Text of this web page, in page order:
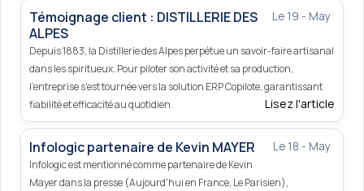
Le 19 - May
Témoignage client : DISTILLERIE DES
ALPES
Depuis 1883, la Distillerie des Alpes perpétue un savoir-faire artisanal
dans les spiritueux. Pour piloter son activité et sa production,
l'entreprise s'est tournée vers la solution ERP Copilote, garantissant
fiabilité et efficacité au quotidien.
Lisez l'article
Le 18 - May
Infologic partenaire de Kevin MAYER
Infologic est mentionné comme partenaire de Kevin
Mayer dans la presse (Aujourd'hui en France, Le Parisien),